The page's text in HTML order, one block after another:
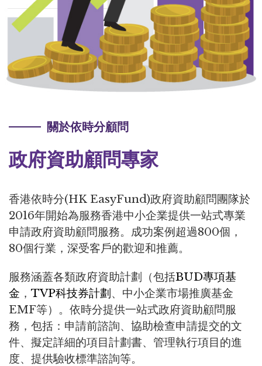
關於依時分顧問
政府資助顧問專家
香港依時分(HK EasyFund)政府資助顧問團隊於
2016年開始為服務香港中小企業提供一站式專業
申請政府資助顧問服務。成功案例超過800個，
80個行業，深受客戶的歡迎和推薦。
服務涵蓋各類政府資助計劃（包括BUD專項基
金 ， TVP科技券計劃 、中小企業市場推廣基金
EMF等）。依時分提供一站式政府資助顧問服
務，包括：申請前諮詢、協助檢查申請提交的文
件、擬定詳細的項目計劃書、管理執行項目的進
度、提供驗收標準諮詢等。